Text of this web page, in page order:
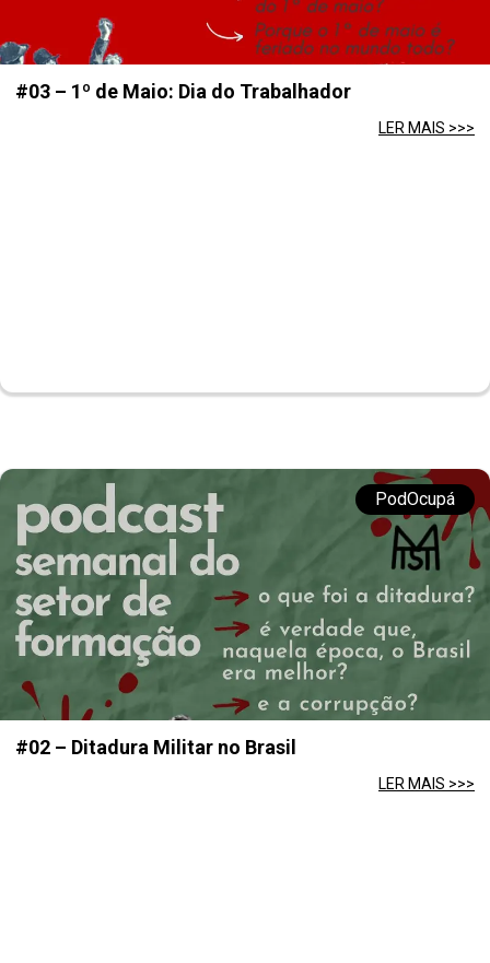
#03 – 1º de Maio: Dia do Trabalhador
LER MAIS >>>
PodOcupá
#02 – Ditadura Militar no Brasil
LER MAIS >>>